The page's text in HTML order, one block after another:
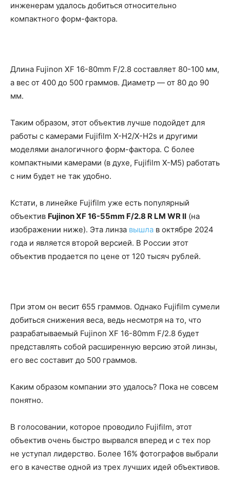
инженерам удалось добиться относительно
компактного форм-фактора.
Длина Fujinon XF 16-80mm F/2.8 составляет 80-100 мм,
а вес от 400 до 500 граммов. Диаметр — от 80 до 90
мм.
Таким образом, этот объектив лучше подойдет для
работы с камерами Fujifilm X-H2/X-H2s и другими
моделями аналогичного форм-фактора. С более
компактными камерами (в духе, Fujifilm X-M5) работать
с ним будет не так удобно.
Кстати, в линейке Fujifilm уже есть популярный
объектив Fujinon XF 16-55mm F/2.8 R LM WR II (на
изображении ниже). Эта линза вышла в октябре 2024
года и является второй версией. В России этот
объектив продается по цене от 120 тысяч рублей.
При этом он весит 655 граммов. Однако Fujifilm сумели
добиться снижения веса, ведь несмотря на то, что
разрабатываемый Fujinon XF 16-80mm F/2.8 будет
представлять собой расширенную версию этой линзы,
его вес составит до 500 граммов.
Каким образом компании это удалось? Пока не совсем
понятно.
В голосовании, которое проводило Fujifilm, этот
объектив очень быстро вырвался вперед и с тех пор
не уступал лидерство. Более 16% фотографов выбрали
его в качестве одной из трех лучших идей объективов.